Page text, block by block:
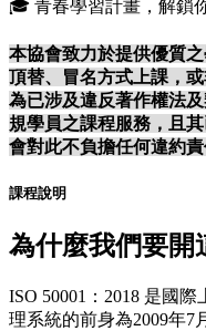
🎓 青春學習計畫，解鎖
本協會致力於提供優質
頂替、冒名方式上課，
為已涉及違反著作權法
規學員之課程服務，且
會對此不負擔任何違約
課程說明
為什麼我們要開
ISO 50001：2018 是國
理系統的前身為2009年7